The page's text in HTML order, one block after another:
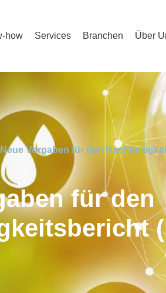
how Services Branchen Über
Neue Vorgaben für den
für den